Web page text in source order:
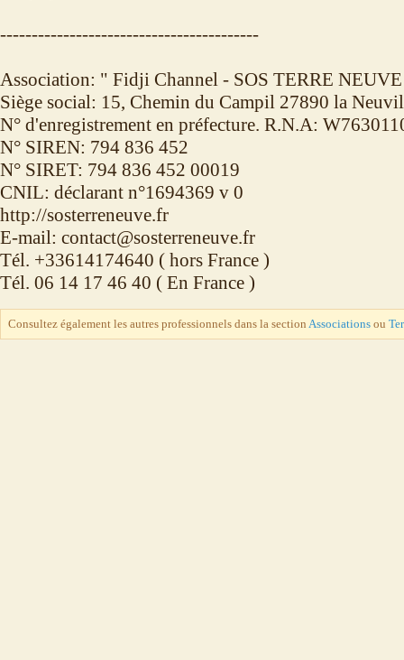
-----------------------------------------
Association: " Fidji Channel - SOS TERRE
Siège social: 15, Chemin du Campil 27890 la
N° d'enregistrement en préfecture. R.N.A:
N° SIREN: 794 836 452
N° SIRET: 794 836 452 00019
CNIL: déclarant n°1694369 v 0
http://sosterreneuve.fr
E-mail: contact@sosterreneuve.fr
Tél. +33614174640 ( hors France )
Tél. 06 14 17 46 40 ( En France )
Consultez également les autres professionnels dans la section Associations ou